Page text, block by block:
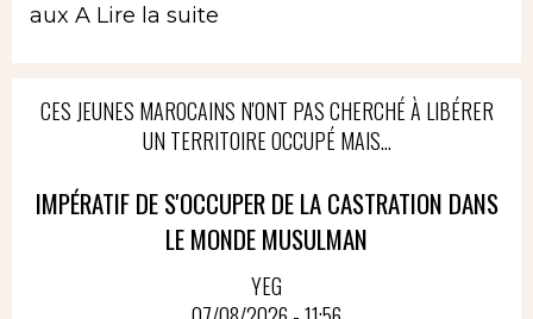
aux A Lire la suite
CES JEUNES MAROCAINS N'ONT PAS CHERCHÉ À LIBÉRER
UN TERRITOIRE OCCUPÉ MAIS...
IMPÉRATIF DE S'OCCUPER DE LA CASTRATION DANS
LE MONDE MUSULMAN
YEG